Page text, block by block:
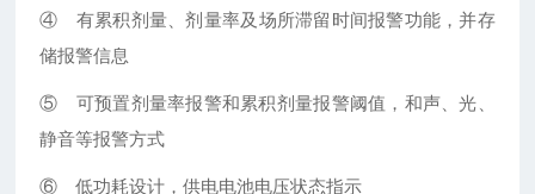
④ 有累积剂量、剂量率及场所滞留时间报警功能，并存
储报警信息
⑤ 可预置剂量率报警和累积剂量报警阈值，和声、光、
静音等报警方式
⑥低功耗设计，供电电池电压状态指示